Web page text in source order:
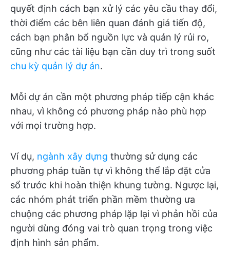
quyết định cách bạn xử lý các yêu cầu thay đổi,
thời điểm các bên liên quan đánh giá tiến độ,
cách bạn phân bổ nguồn lực và quản lý rủi ro,
cũng như các tài liệu bạn cần duy trì trong suốt
chu kỳ quản lý dự án.
Mỗi dự án cần một phương pháp tiếp cận khác
nhau, vì không có phương pháp nào phù hợp
với mọi trường hợp.
Ví dụ, ngành xây dựng thường sử dụng các
phương pháp tuần tự vì không thể lắp đặt cửa
sổ trước khi hoàn thiện khung tường. Ngược lại,
các nhóm phát triển phần mềm thường ưa
chuộng các phương pháp lặp lại vì phản hồi của
người dùng đóng vai trò quan trọng trong việc
định hình sản phẩm.